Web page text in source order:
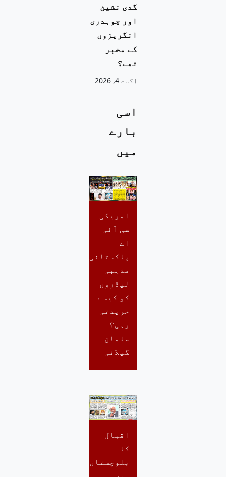
گدی نشین
اور چوہدری
انگریزوں
کے مخبر
تھے؟
اگست 4, 2026
اسی
بارے
میں
امریکی
سی آئی
اے
پاکستانی
مذہبی
لیڈروں
کو کیسے
خریدتی
رہی؟
سلمان
گیلانی
اقبال
کا
بلوچستان